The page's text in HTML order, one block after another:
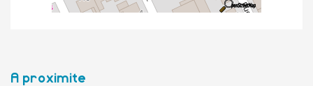
A proximite